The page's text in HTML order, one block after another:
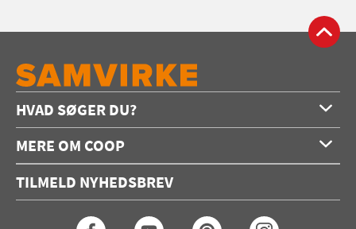
HVAD SØGER DU?
Opskrifter
Konkurrencer
MERE OM COOP
Annoncering
TILMELD NYHEDSBREV